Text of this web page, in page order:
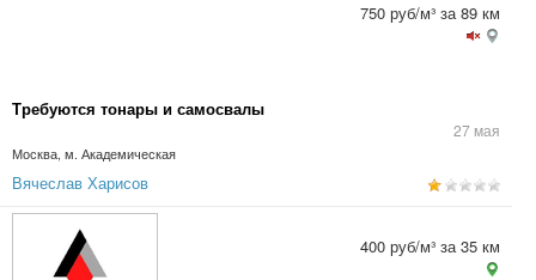
Требуются тонары и самосвалы
27 мая
Москва, м. Академическая
750 руб/м³ за 89 км
Вячеслав Харисов
400 руб/м³ за 35 км